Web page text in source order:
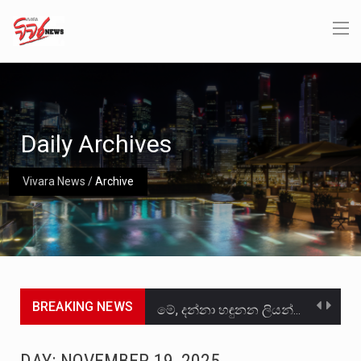
Vivara News /Archive
Daily Archives
BREAKING NEWS